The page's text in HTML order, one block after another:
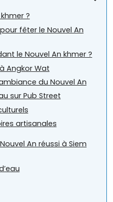
?
fêter le Nouvel An
le Nouvel An khmer ?
Angkor Wat
du Nouvel An
sur Pub Street
artisanales
An réussi à Siem